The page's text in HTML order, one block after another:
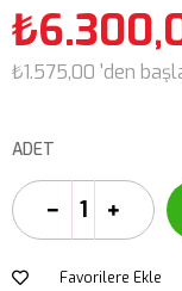
₺1.575,00 'den
ADET
Favorilere Ekle